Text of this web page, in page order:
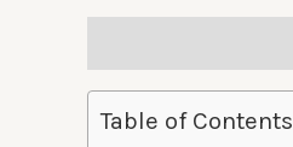
Table of Contents